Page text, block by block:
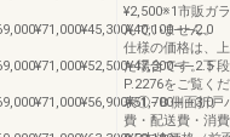
¥2,500※1市販ガ
んでいません。
仕様の価格は、
た場合です。下
P.2276をご覧く
表①−Ｂ側面折戸
費・配送費・消